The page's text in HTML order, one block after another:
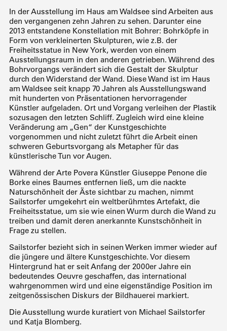
In der Ausstellung im Haus am Waldsee sind Arbeiten aus
den vergangenen zehn Jahren zu sehen. Darunter eine
2013 entstandene Konstellation mit Bohrer: Bohrköpfe in
Form von verkleinerten Skulpturen, wie z.B. der
Freiheitsstatue in New York, werden von einem
Ausstellungsraum in den anderen getrieben. Während des
Bohrvorgangs verändert sich die Gestalt der Skulptur
durch den Widerstand der Wand. Diese Wand ist im Haus
am Waldsee seit knapp 70 Jahren als Ausstellungswand
mit hunderten von Präsentationen hervorragender
Künstler aufgeladen. Ort und Vorgang verleihen der Plastik
sozusagen den letzten Schliff. Zugleich wird eine kleine
Veränderung am „Gen“ der Kunstgeschichte
vorgenommen und nicht zuletzt führt die Arbeit einen
schweren Geburtsvorgang als Metapher für das
künstlerische Tun vor Augen.
Während der Arte Povera Künstler Giuseppe Penone die
Borke eines Baumes entfernen ließ, um die nackte
Naturschönheit der Äste sichtbar zu machen, nimmt
Sailstorfer umgekehrt ein weltberühmtes Artefakt, die
Freiheitsstatue, um sie wie einen Wurm durch die Wand zu
treiben und damit deren anerkannte Kunstschönheit in
Frage zu stellen.
Sailstorfer bezieht sich in seinen Werken immer wieder auf
die jüngere und ältere Kunstgeschichte. Vor diesem
Hintergrund hat er seit Anfang der 2000er Jahre ein
bedeutendes Oeuvre geschaffen, das international
wahrgenommen wird und eine eigenständige Position im
zeitgenössischen Diskurs der Bildhauerei markiert.
Die Ausstellung wurde kuratiert von Michael Sailstorfer
und Katja Blomberg.